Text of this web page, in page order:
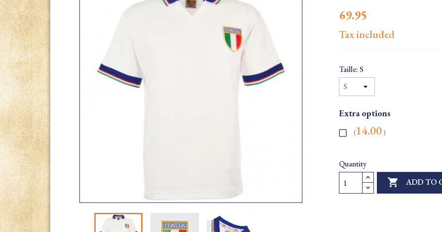
69.95
Tax included
Taille: S
Extra options
(14.00 )
Quantity
 ADD TO